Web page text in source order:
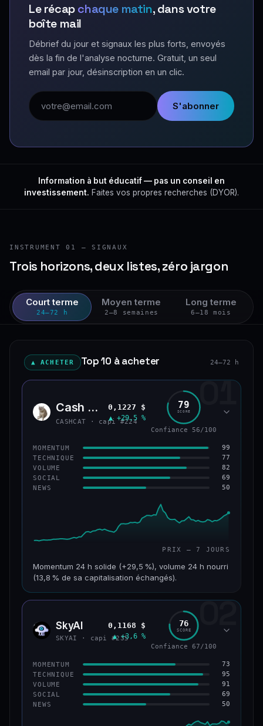
Le récapchaque matin, dans votre
boîte mail
Débrief du jour et signaux les plus forts, envoyés
dès la fin de l'analyse nocturne. Gratuit, un seul
email par jour, désinscription en un clic.
Adresse email
S'abonner
Information à but éducatif — pas un conseil en
investissement. Faites vos propres recherches (DYOR).
INSTRUMENT 01 — SIGNAUX
Trois horizons, deux listes, zéro jargon
Court terme
24–72 h
Moyen terme
2–8 semaines
Long terme
6–18 mois
▲ ACHETER Top 10 à acheter 24–72 h
01
CASH Cash Cat
CASHCAT · capi #224
0,1227 $
▲ +29,5 %
79
SCORE
Confiance 56/100
MOMENTUM 99
TECHNIQUE 77
VOLUME 82
SOCIAL 69
NEWS 50
PRIX — 7 JOURS
Momentum 24 h solide (+29,5 %), volume 24 h nourri
(13,8 % de sa capitalisation échangés).
CAP. MARCHÉ VOLUME 24 H
VAR. 7 J VAR. 30 J
+10,2 %
VS ATH
−46,4 %
CONFIANCE 56/100
02
SKYA SkyAI
SKYAI · capi #235
0,1168 $
▲ +3,6 %
76
SCORE
Confiance 67/100
MOMENTUM 73
TECHNIQUE 95
VOLUME 91
SOCIAL 69
NEWS 50